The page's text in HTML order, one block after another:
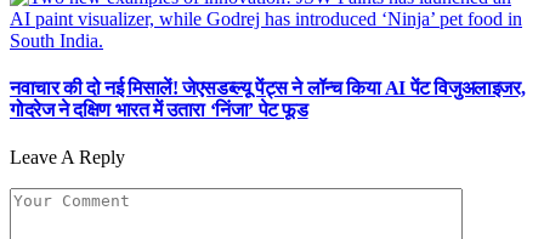
नवाचार की दो नई मिसालें! जेएसडब्ल्यू पेंट्स ने लॉन्च किया AI पेंट विजुअलाइजर,
गोदरेज ने दक्षिण भारत में उतारा ‘निंजा’ पेट फूड
Leave A Reply